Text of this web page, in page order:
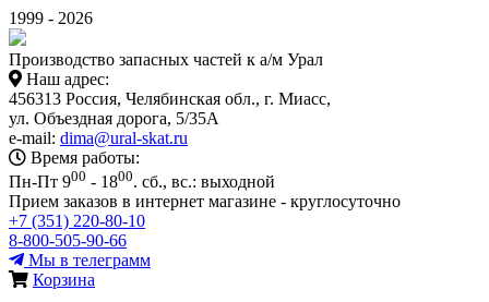
1999 - 2026
Производство запасных частей к а/м Урал
Наш адрес:
456313 Россия, Челябинская обл., г. Миасс,
ул. Объездная дорога, 5/35А
e-mail: dima@ural-skat.ru
Время работы:
Пн-Пт 900 - 1800. сб., вс.: выходной
Прием заказов в интернет магазине - круглосуточно
+7 (351) 220-80-10
8-800-505-90-66
Мы в телеграмм
Корзина